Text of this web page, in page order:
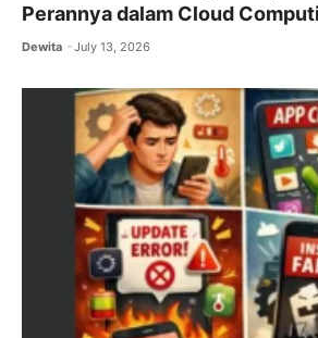
Perannya dalam Cloud
Dewita July 13, 2026